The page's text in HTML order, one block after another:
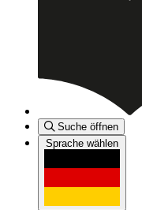
Suche öffnen
Sprache wählen